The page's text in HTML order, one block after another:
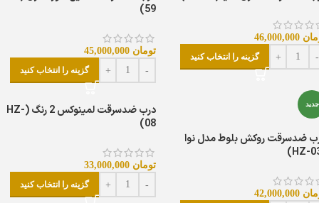
گزینه را انتخاب کنید
59)
تومان
گزینه را انتخاب کنید
جدید
ضدسرقت روکش بلوط مدل نوا
درب ضدسرقت لمینوکس 2 رنگ (HZ-
08)
تومان
گزینه را انتخاب کنید